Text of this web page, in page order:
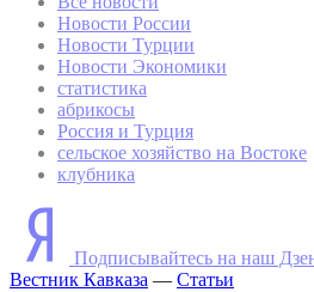
Новости России
Новости Турции
Новости Экономики
статистика
абрикосы
Россия и Турция
сельское хозяйство на Востоке
клубника
Подписывайтесь на наш
Вестник Кавказа — Статьи